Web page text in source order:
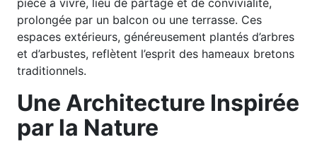
prolongée par un balcon ou une terrasse. Ces
espaces extérieurs, généreusement plantés d’arbres
et d’arbustes, reflètent l’esprit des hameaux bretons
traditionnels.
Une Architecture Inspirée
par la Nature